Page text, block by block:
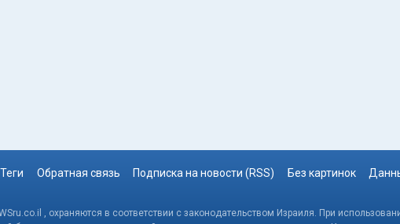
Теги Обратная связь Подписка на новости (RSS) Без картинок
, охраняются в соответствии с законодательством Израиля. При